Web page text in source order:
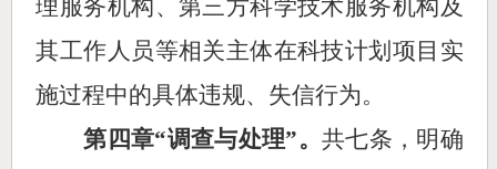
理服务机构、第三方科学技术服务机构及
其工作人员等相关主体在科技计划项目实
施过程中的具体违规、失信行为。
第四章“调查与处理”。 共七条，明确